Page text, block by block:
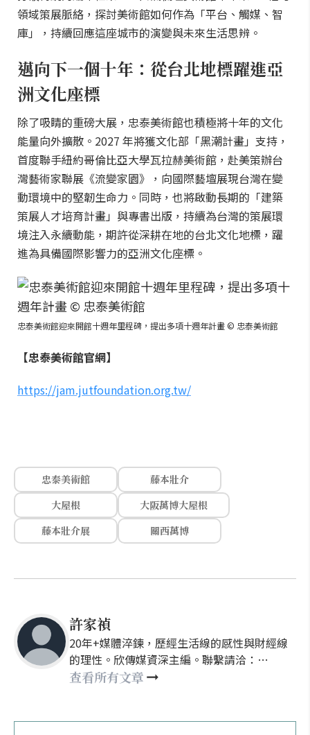
領域策展脈絡，探討美術館如何作為「平台、觸媒、智
庫」，持續回應這座城市的演變與未來生活思辨。
邁向下一個十年：從台北地標躍進亞
洲文化座標
除了吸睛的重磅大展，忠泰美術館也積極將十年的文化
能量向外擴散。2027 年將獲文化部「黑潮計畫」支持，
首度聯手紐約哥倫比亞大學瓦拉赫美術館，赴美策辦台
灣藝術家聯展《流變家園》，向國際藝壇展現台灣在變
動環境中的堅韌生命力。同時，也將啟動長期的「建築
策展人才培育計畫」與專書出版，持續為台灣的策展環
境注入永續動能，期許從深耕在地的台北文化地標，躍
進為具備國際影響力的亞洲文化座標。
忠泰美術館迎來開館十週年里程碑，提出多項十週年計畫 © 忠泰美術館
【忠泰美術館官網】
https://jam.jutfoundation.org.tw/
忠泰美術館
藤本壯介
大屋根
大阪萬博大屋根
藤本壯介展
關西萬博
許家禎
20年+媒體淬鍊，歷經生活線的感性與財經線
的理性。欣傳媒資深主編。聯繫請洽：
nellyhsu@xinmedia.com
查看所有文章